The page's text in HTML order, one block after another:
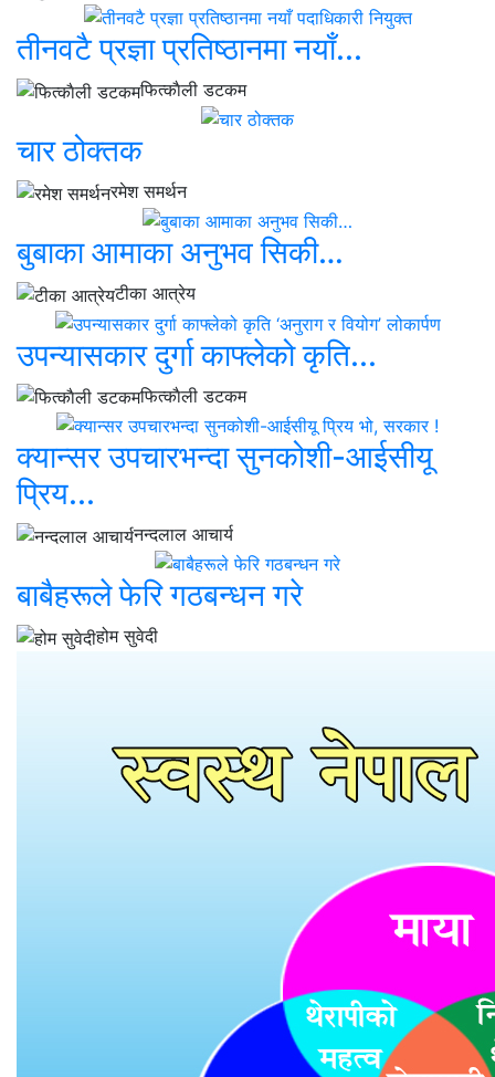
तीनवटै प्रज्ञा प्रतिष्ठानमा नयाँ...
फित्काैली डटकम
चार ठोक्तक
रमेश समर्थन
बुबाका आमाका अनुभव सिकी…
टीका आत्रेय
उपन्यासकार दुर्गा काफ्लेको कृति...
फित्काैली डटकम
​क्यान्सर उपचारभन्दा सुनकोशी-आईसीयू
प्रिय...
नन्दलाल आचार्य
बाबैहरूले फेरि गठबन्धन गरे
होम सुवेदी